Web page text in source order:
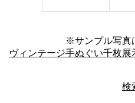
※サンプル写真
ヴィンテージ手ぬぐい千枚展
検